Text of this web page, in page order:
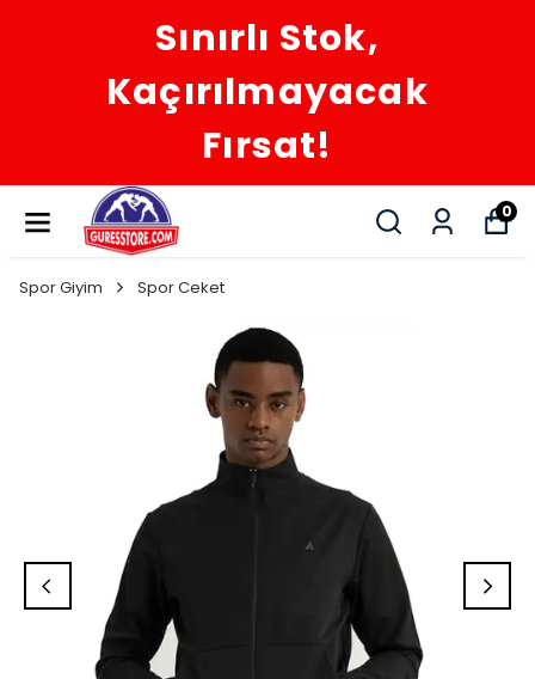
Sınırlı Stok,
Kaçırılmayacak
Fırsat!
0
Spor Giyim Spor Ceket